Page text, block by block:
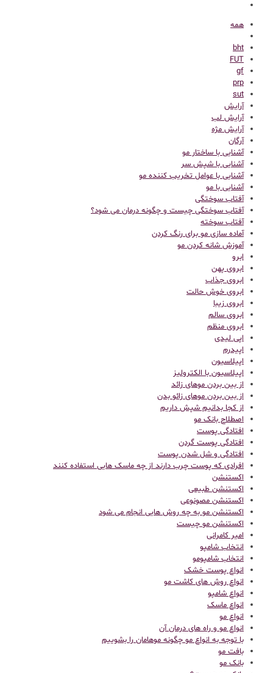
همه
bht
FUT
gf
prp
sut
آرایش
آرایش لب
آرایش مژه
آرگان
آشنایی با ساختار مو
آشنایی با شپش سر
آشنایی با عوامل تخریب کننده مو
آشنایی با مو
آفتاب سوختگی
آفتاب سوختگی چیست و چگونه درمان می شود؟
آفتاب سوخته
آماده سازی مو برای رنگ کردن
آموزش شانه کردن مو
ابرو
ابروی پهن
ابروی جذاب
ابروی خوش حالت
ابروی زیبا
ابروی سالم
ابروی منظم
اپی لیدی
اپیدرم
اپیلاسیون
اپیلاسیون با الکترولیز
از بین بردن موهای زائد
از بین بردن موهای زائو بدن
از کجا بدانیم شپش داریم
اصطلاح بانک مو
افتادگی پوست
افتادگی پوست گردن
افتادگی و شل شدن پوست
افرادی که پوست چرب دارند از چه ماسک هایی استفاده کنند
اکستنشن
اکستنشن طبیعی
اکستنشن مصونوعی
اکستنشن مو به چه روش هایی انجام می شود
اکستنشن مو چیست
امیر کامرانی
انتخاب شامپو
انتخاب شامپومو
انواع پوست خشک
انواع روش های کاشت مو
انواع شامپو
انواع ماسک
انواع مو
انواع مو و راه های درمان آن
با توجه به انواع مو چگونه موهامان را بشوییم
بافت مو
بانک مو